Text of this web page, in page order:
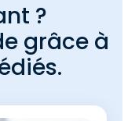
?
grâce à